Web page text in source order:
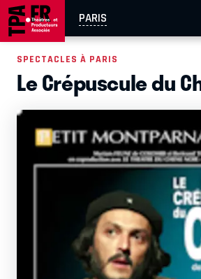
PARIS
AIX-MARSEILLE
EN TOURNÉE
SPECTACLES À PARIS
Le Crépuscule du